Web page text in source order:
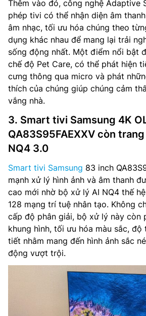
Thêm vào đó, công nghệ Adaptive
phép tivi có thể nhận diện âm
âm nhạc, tối ưu hóa chúng theo
dụng khác nhau để mang lại trải
sống động nhất. Một điểm nổi bật
chế độ Pet Care, có thể phát hiện
cưng thông qua micro và phát
thích của chúng giúp chúng cảm
vắng nhà.
3. Smart tivi Samsung 4K
QA83S95FAEXXV còn
NQ4 3.0
Smart tivi Samsung 83 inch
mạnh xử lý hình ảnh và âm thanh
cao mới nhờ bộ xử lý AI NQ4 thế
128 mạng trí tuệ nhân tạo. Không
cấp độ phân giải, bộ xử lý này còn
khung hình, tối ưu hóa màu sắc,
tiết nhằm mang đến hình ảnh sắc
động vượt trội.